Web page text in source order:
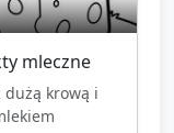
mleczne
dużą krową i